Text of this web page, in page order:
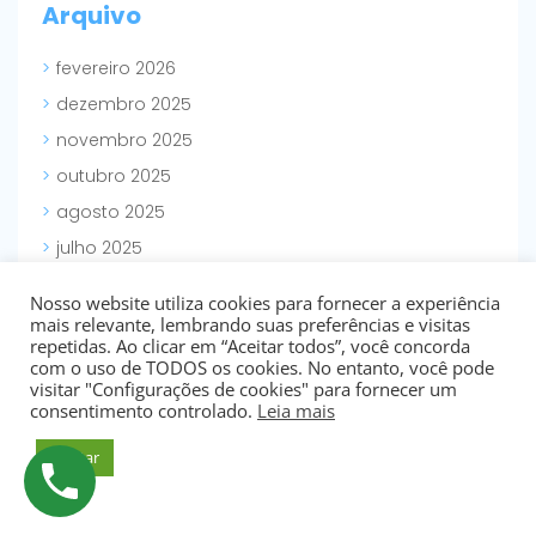
Arquivo
fevereiro 2026
dezembro 2025
novembro 2025
outubro 2025
agosto 2025
julho 2025
abril 2025
março 2025
fevereiro 2025
novembro 2024
outubro 2024
Nosso website utiliza cookies para fornecer a experiência
mais relevante, lembrando suas preferências e visitas
repetidas. Ao clicar em “Aceitar todos”, você concorda
com o uso de TODOS os cookies. No entanto, você pode
visitar "Configurações de cookies" para fornecer um
consentimento controlado. Leia mais
Aceitar